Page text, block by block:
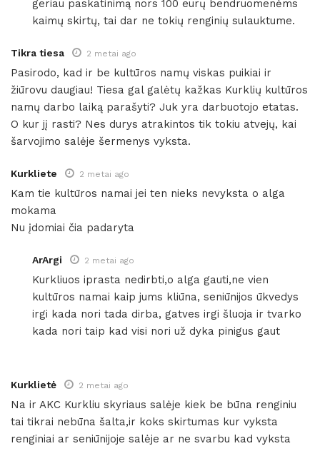
geriau paskatinimą nors 100 eurų bendruomenėms
kaimų skirtų, tai dar ne tokių renginių sulauktume.
Tikra tiesa 2 metai ago
Pasirodo, kad ir be kultūros namų viskas puikiai ir
žiūrovu daugiau! Tiesa gal galėtų kažkas Kurklių kultūros
namų darbo laiką parašyti? Juk yra darbuotojo etatas.
O kur jį rasti? Nes durys atrakintos tik tokiu atvejų, kai
šarvojimo salėje šermenys vyksta.
Kurkliete 2 metai ago
Kam tie kultūros namai jei ten nieks nevyksta o alga
mokama
Nu įdomiai čia padaryta
ArArgi 2 metai ago
Kurkliuos iprasta nedirbti,o alga gauti,ne vien
kultūros namai kaip jums kliūna, seniūnijos ūkvedys
irgi kada nori tada dirba, gatves irgi šluoja ir tvarko
kada nori taip kad visi nori už dyka pinigus gaut
Kurklietė 2 metai ago
Na ir AKC Kurkliu skyriaus salėje kiek be būna renginiu
tai tikrai nebūna šalta,ir koks skirtumas kur vyksta
renginiai ar seniūnijoje salėje ar ne svarbu kad vyksta